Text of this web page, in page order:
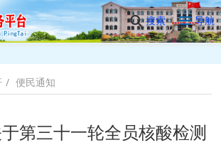
搜索 导航
便民通知
第三十一轮全员核酸检测